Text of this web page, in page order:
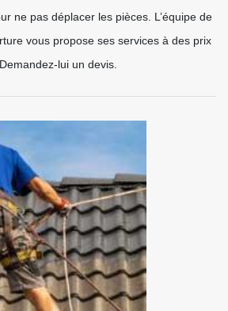
ne pas déplacer les pièces. L’équipe de
vous propose ses services à des prix
lui un devis.